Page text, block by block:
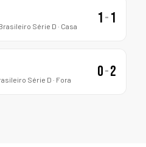
Série D · Casa 1-1
Série D · Fora 0-2